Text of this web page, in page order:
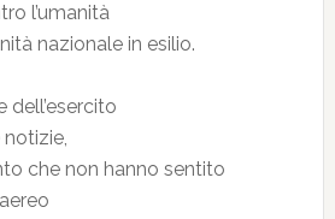
l’umanità
nazionale in esilio.
dell’esercito
che non hanno sentito